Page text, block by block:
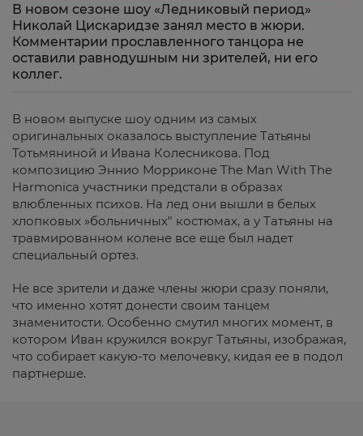
В новом сезоне шоу «Ледниковый период»
Николай Цискаридзе занял место в жюри.
Комментарии прославленного танцора не
оставили равнодушным ни зрителей, ни его
коллег.
В новом выпуске шоу одним из самых
оригинальных оказалось выступление Татьяны
Тотьмяниной и Ивана Колесникова. Под
композицию Эннио Морриконе The Man With The
Harmonica участники предстали в образах
влюбленных психов. На лед они вышли в белых
хлопковых »больничных" костюмах, а у Татьяны на
травмированном колене все еще был надет
специальный ортез.
Не все зрители и даже члены жюри сразу поняли,
что именно хотят донести своим танцем
знаменитости. Особенно смутил многих момент, в
котором Иван кружился вокруг Татьяны, изображая,
что собирает какую-то мелочевку, кидая ее в подол
партнерше.